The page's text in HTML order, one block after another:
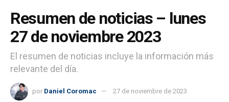
Resumen de noticias – lunes
27 de noviembre 2023
El resumen de noticias incluye la información más
relevante del día.
por Daniel Coromac 27 de noviembre de 2023